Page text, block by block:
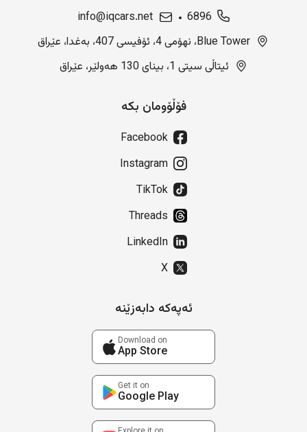
6896
info@iqcars.net
Blue Tower، نهۆمی 4، ئۆفیسی 407، بەغدا، عێراق
ئیتاڵی سیتی 1، بینای 130 هەولێر، عێراق
فۆڵۆومان بکە
Facebook
Instagram
TikTok
Threads
LinkedIn
X
ئەپەکە دابەزێنە
Download on
App Store
Get it on
Google Play